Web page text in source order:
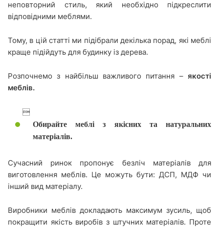
неповторний стиль, який необхідно підкреслити
відповідними меблями.
Тому, в цій статті ми підібрали декілька порад, які меблі
краще підійдуть для будинку із дерева.
Розпочнемо з найбільш важливого питання – якості
меблів.

Обирайте меблі з якісних та натуральних
матеріалів.
Сучасний ринок пропонує безліч матеріалів для
виготовлення меблів. Це можуть бути: ДСП, МДФ чи
інший вид матеріалу.
Виробники меблів докладають максимум зусиль, щоб
покращити якість виробів з штучних матеріалів. Проте